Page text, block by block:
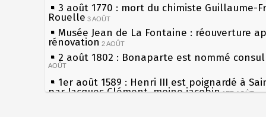
3 août 1770 : mort du chimiste Guillaume-
Rouelle 3 AOÛT
Musée Jean de La Fontaine : réouverture
rénovation 2 AOÛT
2 août 1802 : Bonaparte est nommé
AOÛT
1er août 1589 : Henri III est poignardé à
par Jacques Clément, moine jacobin 1ER AOÛT